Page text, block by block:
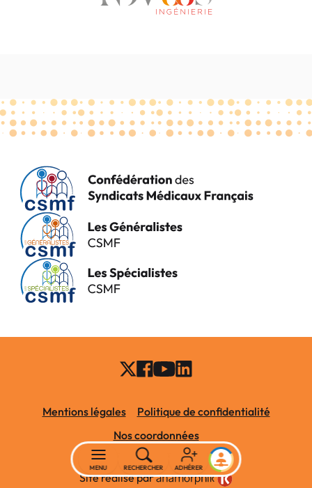
Mentions légales
Politique de confidentialité
Nos coordonnées
Site réalisé par
MENU RECHERCHER ADHÉRER